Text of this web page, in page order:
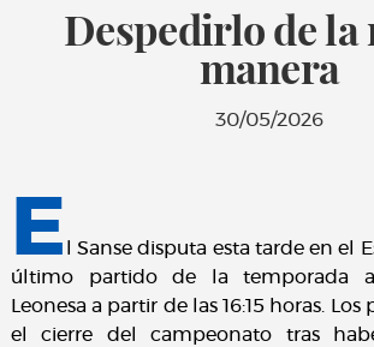
Despedirlo de la
manera
30/05/2026
E
l Sanse disputa esta tarde en el
último partido de la temporada
Leonesa a partir de las 16:15 horas.
el cierre del campeonato tras